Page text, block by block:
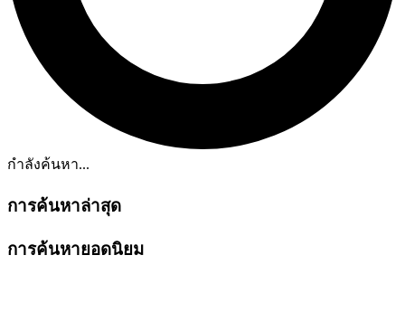
กำลังค้นหา...
การค้นหาล่าสุด
การค้นหายอดนิยม